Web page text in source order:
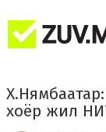
хоёр жил